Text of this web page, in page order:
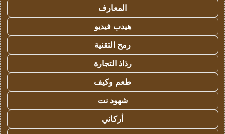
المعارف
هيدب فيديو
رمح التقنية
رذاذ التجارة
طعم وكيف
شهود نت
أركاني